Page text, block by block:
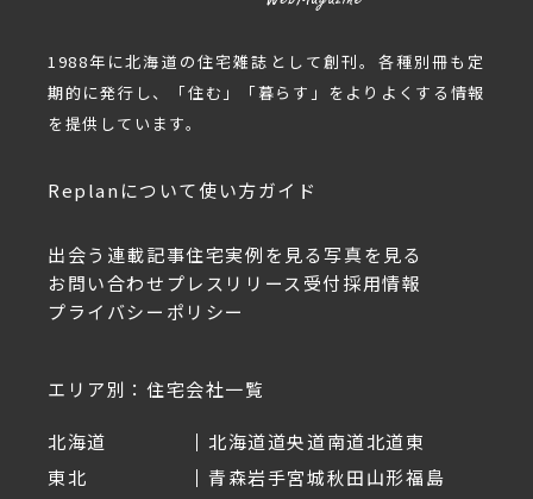
1988年に北海道の住宅雑誌として創刊。各種別冊も定
期的に発行し、「住む」「暮らす」をよりよくする情報
を提供しています。
Replanについて使い方ガイド
出会う 連載記事住宅実例を見る写真を見る
お問い合わせ プレスリリース受付採用情報
プライバシーポリシー
エリア別：住宅会社一覧
北海道 北海道道央道南道北道東
東北
青森岩手宮城秋田山形福島